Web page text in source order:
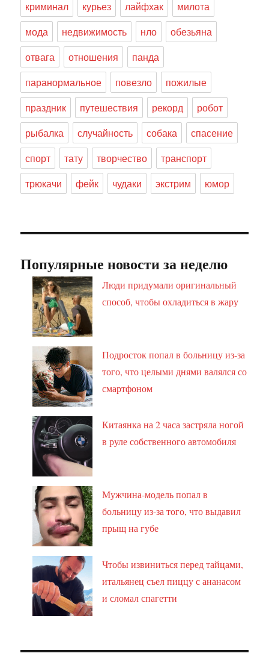
криминал курьез лайфхак
милота
мода
недвижимость нло
обезьяна
отвага
отношения
панда
паранормальное
повезло
пожилые
праздник
путешествия рекорд
робот
рыбалка
случайность собака
спасение
спорт
тату творчество
транспорт
трюкачи
фейк чудаки экстрим юмор
Популярные новости за неделю
Люди придумали оригинальный
способ, чтобы охладиться в жару
Подросток попал в больницу из-за
того, что целыми днями валялся со
смартфоном
Китаянка на 2 часа застряла ногой
в руле собственного автомобиля
Мужчина-модель попал в
больницу из-за того, что выдавил
прыщ на губе
Чтобы извиниться перед тайцами,
итальянец съел пиццу с ананасом
и сломал спагетти